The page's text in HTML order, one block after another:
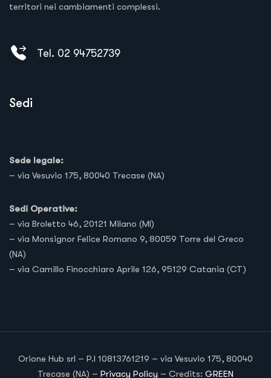
territori nei cambiamenti complessi.
Tel. 02 94752739
Sedi
Sede legale:
– via Vesuvio 175, 80040 Trecase (NA)
Sedi Operative:
– via Broletto 46, 20121 Milano (MI)
– via Monsignor Felice Romano 9, 80059 Torre del Greco
(NA)
– via Camillo Finocchiaro Aprile 126, 95129 Catania (CT)
Orione Hub srl – P.I 10813761219 – via Vesuvio 175, 80040
Trecase (NA) – Privacy Policy – Credits: GREEN